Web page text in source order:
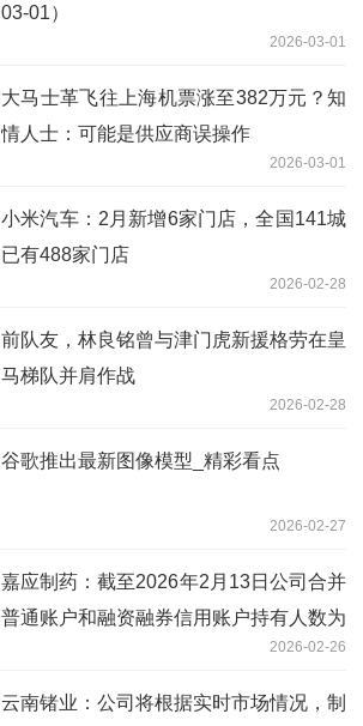
03-01）
2026-03-01
大马士革飞往上海机票涨至382万元？知
情人士：可能是供应商误操作
2026-03-01
小米汽车：2月新增6家门店，全国141城
已有488家门店
2026-02-28
前队友，林良铭曾与津门虎新援格劳在皇
马梯队并肩作战
2026-02-28
谷歌推出最新图像模型_精彩看点
2026-02-27
嘉应制药：截至2026年2月13日公司合并
普通账户和融资融券信用账户持有人数为
2026-02-26
云南锗业：公司将根据实时市场情况，制